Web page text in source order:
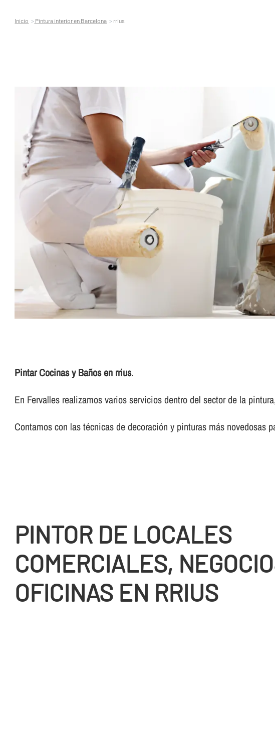
Inicio Pintura interior en Barcelona rrius
Pintar Cocinas y Baños en rrius.
En Fervalles realizamos varios servicios dentro del sector de la
Contamos con las técnicas de decoración y pinturas más
PINTOR DE LOCALES
COMERCIALES,
OFICINAS EN RRIUS